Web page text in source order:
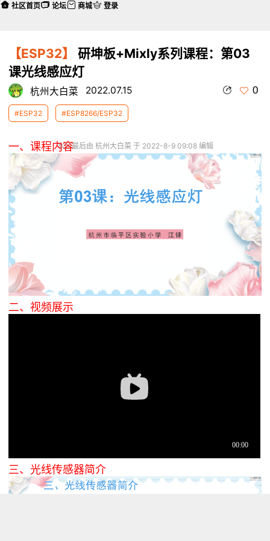
【ESP32】
研坤板+Mixly系列课程：第03
课光线感应灯
杭州大白菜 2022.07.15 0
#ESP32 #ESP8266/ESP32
本帖最后由 杭州大白菜 于 2022-8-9 09:08 编辑
一、课程内容
二、视频展示
三、 光线传感器简介
社区首页 论坛 商城 登录